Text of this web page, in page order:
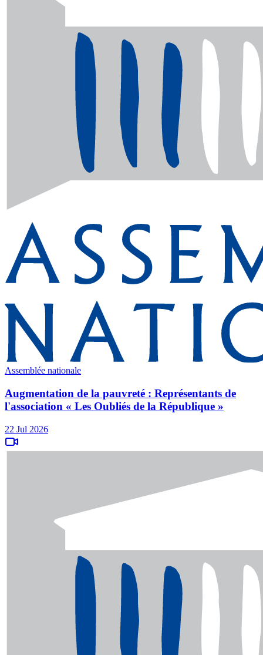
Assemblée nationale
Augmentation de la pauvreté : Représentants de
l'association « Les Oubliés de la République »
22 Jul 2026